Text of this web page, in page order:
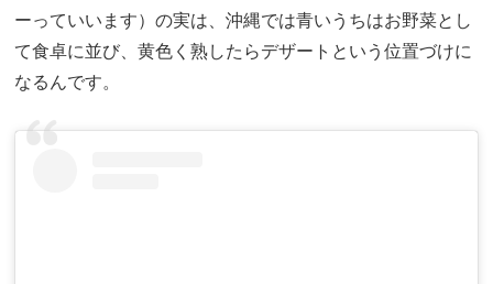
ーっていいます）の実は、沖縄では青いうちはお野菜とし
て食卓に並び、黄色く熟したらデザートという位置づけに
なるんです。